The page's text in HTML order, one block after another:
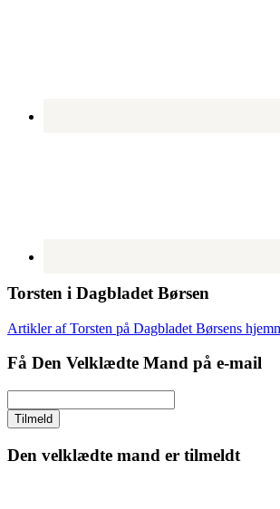
Torsten i Dagbladet Børsen
Artikler af Torsten på Dagbladet Børsens
Få Den Velklædte Mand på e-mail
Den velklædte mand er tilmeldt